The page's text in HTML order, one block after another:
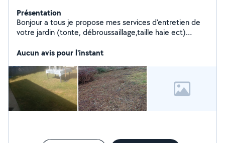
Présentation
Bonjour a tous je propose mes services d'entretien de
votre jardin (tonte, débroussaillage,taille haie ect)
ou je récupère métaux et ferraille gratuitement
Aucun avis pour l'instant